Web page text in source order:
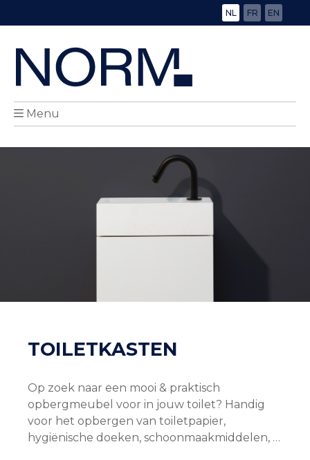
NL FR EN
Menu
TOILETKASTEN
Op zoek naar een mooi & praktisch
opbergmeubel voor in jouw toilet? Handig
voor het opbergen van toiletpapier,
hygiënische doeken, schoonmaakmiddelen, …